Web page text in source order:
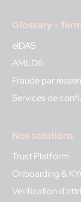
Glossary -
eIDAS
AMLD6
Fraude par
Services de
Nos solutions
Trust Platform
Onboarding &
Vérification